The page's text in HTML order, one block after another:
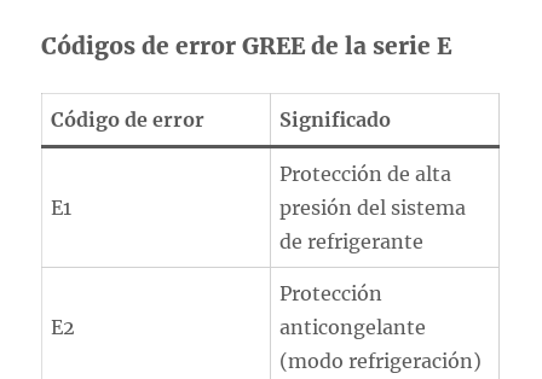
Códigos de error GREE de la serie E
Código de error Significado
E1
Protección de alta
presión del sistema
de refrigerante
E2
Protección
anticongelante
(modo refrigeración)